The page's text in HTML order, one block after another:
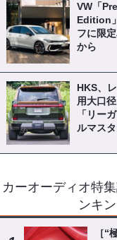
VW「
Edition
フに限
から
HKS、
用大口
「リー
ルマス
カーオーディオ特
ンキ
［“